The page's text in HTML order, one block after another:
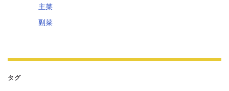
主菜
副菜
タグ